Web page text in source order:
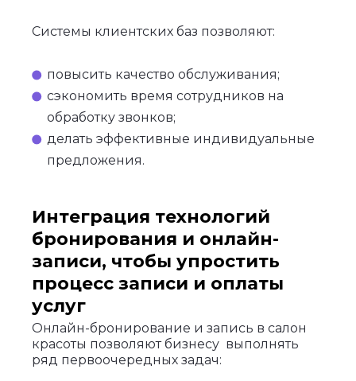
Системы клиентских баз позволяют:
повысить качество обслуживания;
сэкономить время сотрудников на
обработку звонков;
делать эффективные индивидуальные
предложения.
Интеграция технологий
бронирования и онлайн-
записи, чтобы упростить
процесс записи и оплаты
услуг
Онлайн-бронирование и запись в салон
красоты позволяют бизнесу выполнять
ряд первоочередных задач: